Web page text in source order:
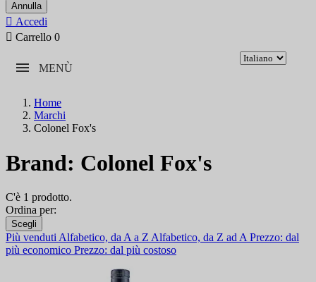
Annulla
 Accedi
 Carrello 0
MENÙ
Home
Marchi
Colonel Fox's
Brand: Colonel Fox's
C'è 1 prodotto.
Ordina per:
Scegli
Più venduti Alfabetico, da A a Z Alfabetico, da Z ad A Prezzo: dal
più economico Prezzo: dal più costoso